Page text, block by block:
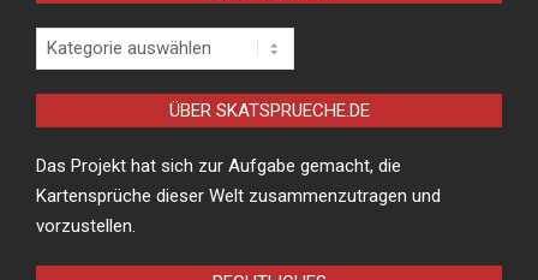
Bitte
wählen:
ÜBER SKATSPRUECHE.DE
Das Projekt hat sich zur Aufgabe gemacht, die
Kartensprüche dieser Welt zusammenzutragen und
vorzustellen.